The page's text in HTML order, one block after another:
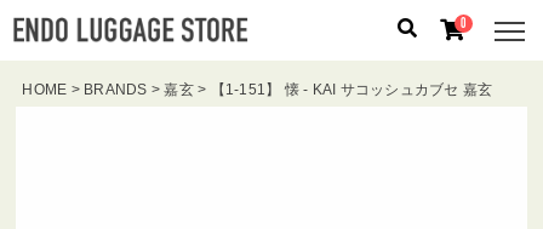
0
HOME BRANDS 嘉玄 【1-151】 懐 - KAI サコッシュカブセ 嘉玄